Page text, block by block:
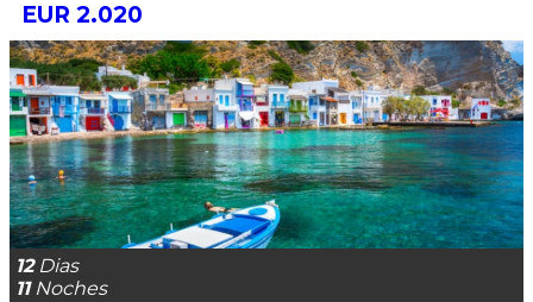
EUR 2.020
12Dias
11Noches